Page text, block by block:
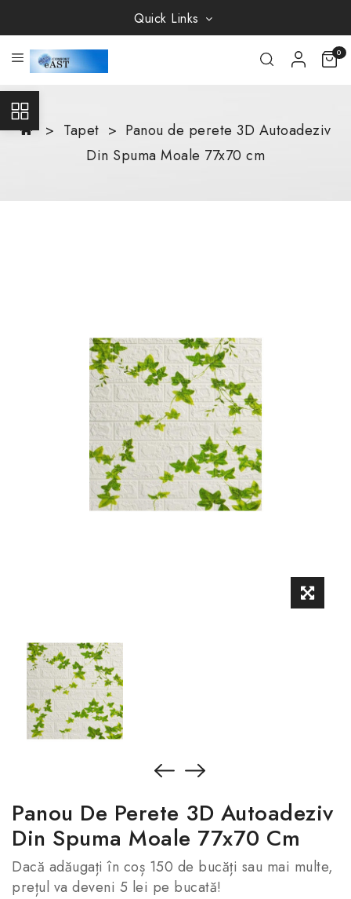
Quick Links
0
Tapet
Panou de perete 3D Autoadeziv
Din Spuma Moale 77x70 cm
Panou De Perete 3D Autoadeziv
Din Spuma Moale 77x70 Cm
Dacă adăugați în coș 150 de bucăți sau mai multe,
prețul va deveni 5 lei pe bucată!